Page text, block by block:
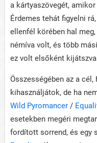
a kártyaszövegét,
Érdemes tehát figyelni
ellenfél körében hal
némíva volt, és több
ez volt elsőként
Összességében az a
kihasználjátok, de ha
Wild Pyromancer /
esetekben megéri
fordított sorrend, és egy